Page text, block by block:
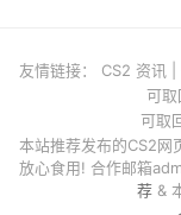
友情链接： CS2 资讯
可
可取
本站推荐发布的CS2网
放心食用! 合作邮箱
荐&